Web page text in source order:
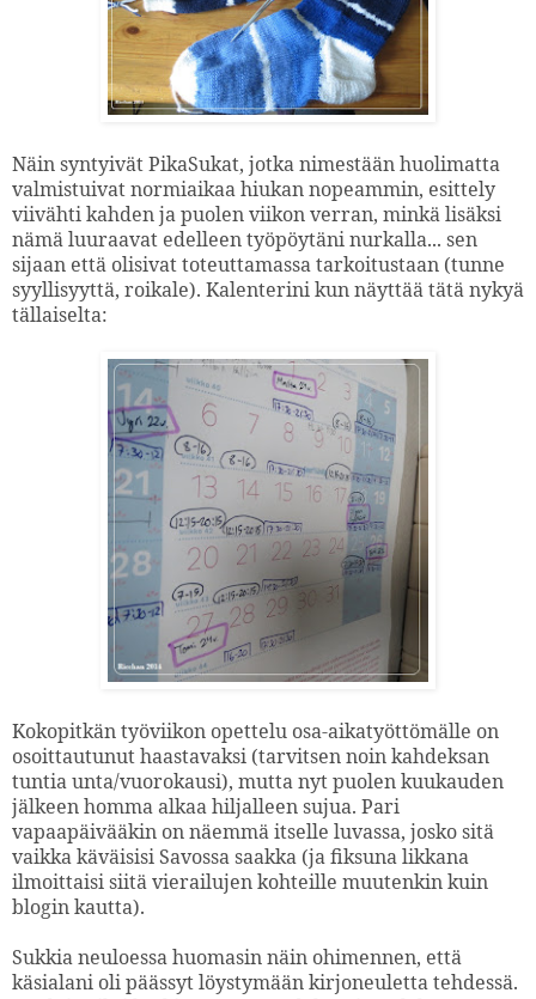
Näin syntyivät PikaSukat, jotka nimestään huolimatta
valmistuivat normiaikaa hiukan nopeammin, esittely
viivähti kahden ja puolen viikon verran, minkä lisäksi
nämä luuraavat edelleen työpöytäni nurkalla... sen
sijaan että olisivat toteuttamassa tarkoitustaan (tunne
syyllisyyttä, roikale). Kalenterini kun näyttää tätä nykyä
tällaiselta:
Kokopitkän työviikon opettelu osa-aikatyöttömälle on
osoittautunut haastavaksi (tarvitsen noin kahdeksan
tuntia unta/vuorokausi), mutta nyt puolen kuukauden
jälkeen homma alkaa hiljalleen sujua. Pari
vapaapäivääkin on näemmä itselle luvassa, josko sitä
vaikka käväisisi Savossa saakka (ja fiksuna likkana
ilmoittaisi siitä vierailujen kohteille muutenkin kuin
blogin kautta).
Sukkia neuloessa huomasin näin ohimennen, että
käsialani oli päässyt löystymään kirjoneuletta tehdessä.